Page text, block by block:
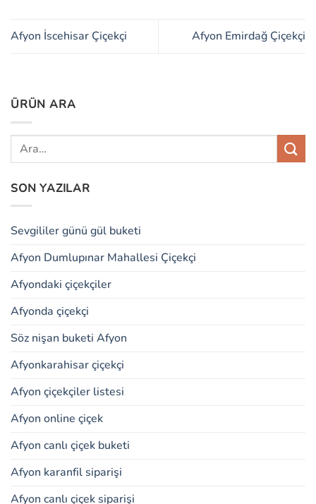
Afyon İscehisar Çiçekçi Afyon Emirdağ Çiçekçi
ÜRÜN ARA
SON YAZILAR
Sevgililer günü gül buketi
Afyon Dumlupınar Mahallesi Çiçekçi
Afyondaki çiçekçiler
Afyonda çiçekçi
Söz nişan buketi Afyon
Afyonkarahisar çiçekçi
Afyon çiçekçiler listesi
Afyon online çiçek
Afyon canlı çiçek buketi
Afyon karanfil siparişi
Afyon canlı çiçek siparişi